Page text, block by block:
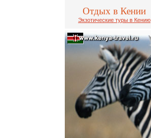
Отдых в Кении
Экзотические туры в Кению